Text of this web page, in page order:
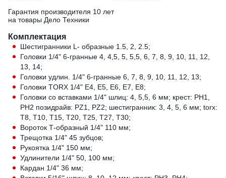
Гарантия производителя 10 лет
на товары Дело Техники
Комплектация
Шестигранники L- образные 1.5, 2, 2.5;
Головки 1/4" 6-гранные 4, 4,5, 5, 5,5, 6, 7, 8, 9, 10, 11, 12,
13, 14;
Головки удлин. 1/4" 6-гранные 6, 7, 8, 9, 10, 11, 12, 13;
Головки TORX 1/4" E4, E5, E6, E7, E8;
Головки со вставками 1/4" шлиц: 4, 5,5, 6 мм; крест: РН1,
РН2 позидрайв: PZ1, PZ2; шестигранник: 3, 4, 5, 6 мм; torx:
T8, T10, T15, T20, T25, T27, T30;
Вороток Т-образный 1/4" 110 мм;
Трещотка 1/4" 45 зубцов;
Рукоятка 1/4" 150 мм;
Удлинители 1/4" 50, 100 мм;
Кардан 1/4" 36 мм;